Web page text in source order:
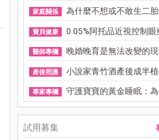
家庭關係 為什麼不想或不敢生二胎？
寶貝健康 0.05%阿托品近視控制眼藥
醫師專欄 晚婚晚育是無法改變的
產後照護 小說家青竹酒產後成半植
專家專欄 守護寶寶的黃金睡眠：
試用募集